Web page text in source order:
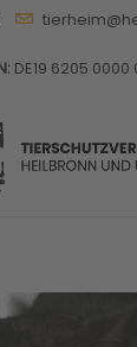
DE19 6205 0000